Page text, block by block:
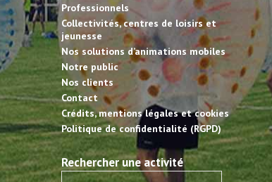
Professionnels
Collectivités, centres de loisirs et
jeunesse
Nos solutions d’animations mobiles
Notre public
Nos clients
Contact
Crédits, mentions légales et cookies
Politique de confidentialité (RGPD)
Rechercher une activité